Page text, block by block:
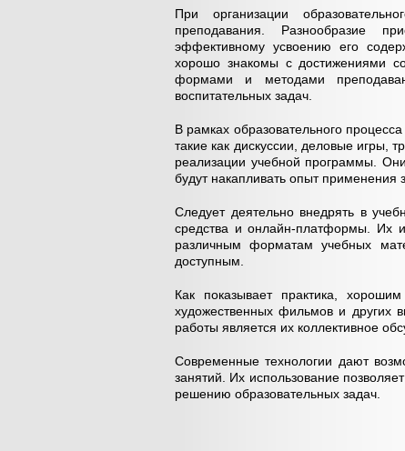
При организации
преподавания. Разнообразие
эффективному усвоению его
хорошо знакомы с достижениями
формами и методами
воспитательных задач.
В рамках образовательного
такие как дискуссии, деловые игры,
реализации учебной программы.
будут накапливать опыт применения
Следует деятельно внедрять в
средства и онлайн-платформы. Их
различным форматам учебных
доступным.
Как показывает практика,
художественных фильмов и других
работы является их коллективное
Современные технологии дают
занятий. Их использование
решению образовательных задач.